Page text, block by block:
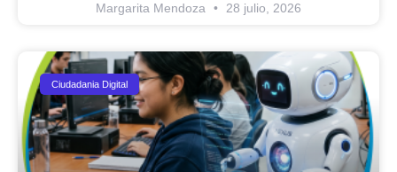
Margarita Mendoza 28 julio, 2026
Ciudadania Digital